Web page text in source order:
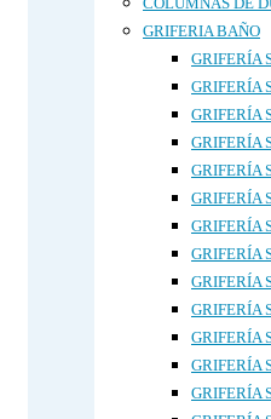
GRIFERIA BAÑO
GRIFERÍA
GRIFERÍA
GRIFERÍA
GRIFERÍA
GRIFERÍA
GRIFERÍA
GRIFERÍA
GRIFERÍA
GRIFERÍA
GRIFERÍA
GRIFERÍA
GRIFERÍA
GRIFERÍA